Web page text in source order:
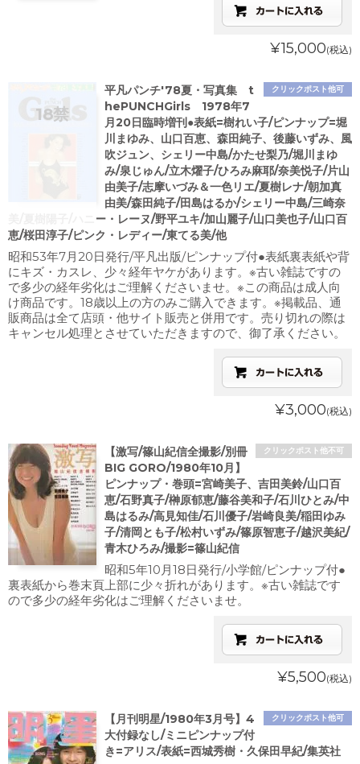
¥15,000(税込)
クリックポスト他可
平凡パンチ'78夏・写真集 t
hePUNCHGirls 1978年7
月20日臨時増刊●表紙=樹れい子/ピンナップ=堀
川まゆみ、山口百恵、森田純子、後藤いずみ、風
吹ジュン、シェリー中島/かたせ梨乃/堀川まゆ
み/泉じゅん/立木燿子/ひろみ麻耶/奈美悦子/片山
由美子/志摩いづみ＆一色リエ/夏樹レナ/朝加真
由美/森田純子/田島はるか/シェリー中島/三崎奈
美/夏樹陽子/ハニー・レーヌ/野平ユキ/加山麗子/山口美也子/山口百
恵/桜田淳子/ピンク・レディー/東てる美/他
昭和53年7月20日発行/平凡出版/ピンナップ付●表紙裏表紙や背
にキズ・カスレ、少々経年ヤケがあります。※古い雑誌ですの
で多少の経年劣化はご理解くださいませ。※この商品は成人向
け商品です。18歳以上の方のみご購入できます。※掲載品、通
販商品は全て店頭・他サイト販売と併用です。売り切れの際は
キャンセル処理とさせていただきますので、御了承ください。
¥3,000(税込)
クリックポスト他不可
【激写/篠山紀信全撮影/別冊
BIG GORO/1980年10月】
ピンナップ・巻頭=宮崎美子、吉田美鈴/山口百
恵/石野真子/榊原郁恵/藤谷美和子/石川ひとみ/中
島はるみ/高見知佳/石川優子/岩崎良美/稲田ゆみ
子/清岡とも子/松村いずみ/篠原智恵子/越沢美紀/
青木ひろみ/撮影=篠山紀信
昭和5年10月18日発行/小学館/ピンナップ付●
裏表紙から巻末頁上部に少々折れがあります。※古い雑誌です
ので多少の経年劣化はご理解くださいませ。
¥5,500(税込)
クリックポスト他可
【月刊明星/1980年3月号】4
大付録なし/ミニピンナップ付
き=アリス/表紙=西城秀樹・久保田早紀/集英社